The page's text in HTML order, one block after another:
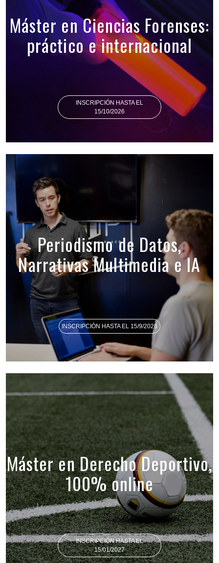
Máster en Ciencias Forenses:
práctico e internacional
INSCRIPCIÓN HASTA EL
15/10/2026
Periodismo de Datos,
Narrativas Multimedia e IA
INSCRIPCIÓN HASTA EL 15/9/2026
Máster en Derecho Deportivo,
100% online
INSCRIPCIÓN HASTA EL
15/01/2027